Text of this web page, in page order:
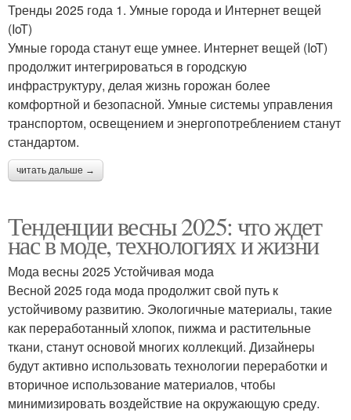
Тренды 2025 года 1. Умные города и Интернет вещей
(IoT)
Умные города станут еще умнее. Интернет вещей (IoT)
продолжит интегрироваться в городскую
инфраструктуру, делая жизнь горожан более
комфортной и безопасной. Умные системы управления
транспортом, освещением и энергопотреблением станут
стандартом.
читать дальше →
Тенденции весны 2025: что ждет
нас в моде, технологиях и жизни
Мода весны 2025 Устойчивая мода
Весной 2025 года мода продолжит свой путь к
устойчивому развитию. Экологичные материалы, такие
как переработанный хлопок, пижма и растительные
ткани, станут основой многих коллекций. Дизайнеры
будут активно использовать технологии переработки и
вторичное использование материалов, чтобы
минимизировать воздействие на окружающую среду.